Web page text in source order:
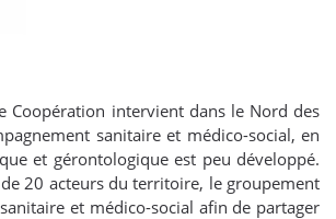
Coopération intervient dans le Nord des
sanitaire et médico-social, en
et gérontologique est peu développé.
20 acteurs du territoire, le groupement
et médico-social afin de partager